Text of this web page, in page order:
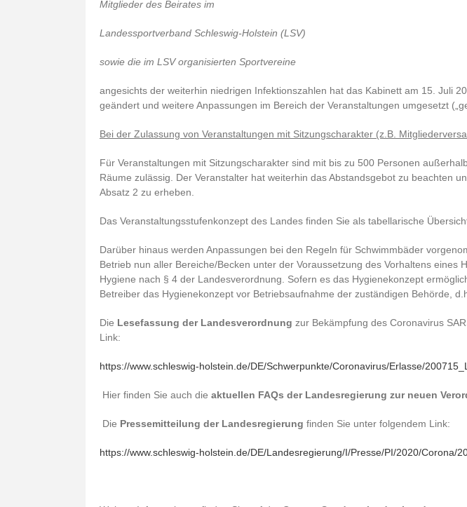
Mitglieder des Beirates im
Landessportverband Schleswig-Holstein (LSV)
sowie die im LSV organisierten Sportvereine
angesichts der weiterhin niedrigen Infektionszahlen hat das Kabinett am 15. Juli
geändert und weitere Anpassungen im Bereich der Veranstaltungen umgesetzt
Bei der Zulassung von Veranstaltungen mit Sitzungscharakter (z.B.
Für Veranstaltungen mit Sitzungscharakter sind mit bis zu 500 Personen
Räume zulässig. Der Veranstalter hat weiterhin das Abstandsgebot zu beachten
Absatz 2 zu erheben.
Das Veranstaltungsstufenkonzept des Landes finden Sie als tabellarische
Darüber hinaus werden Anpassungen bei den Regeln für Schwimmbäder
Betrieb nun aller Bereiche/Becken unter der Voraussetzung des Vorhaltens
Hygiene nach § 4 der Landesverordnung. Sofern es das Hygienekonzept
Betreiber das Hygienekonzept vor Betriebsaufnahme der zuständigen Behörde,
Die Lesefassung der Landesverordnung zur Bekämpfung des Coronavirus
Link:
https://www.schleswig-holstein.de/DE/Schwerpunkte/Coronavirus/Erlasse/
Hier finden Sie auch die aktuellen FAQs der Landesregierung zur neuen
Die Pressemitteilung der Landesregierung finden Sie unter folgendem Link:
https://www.schleswig-holstein.de/DE/Landesregierung/I/Presse/PI/2020/Corona/